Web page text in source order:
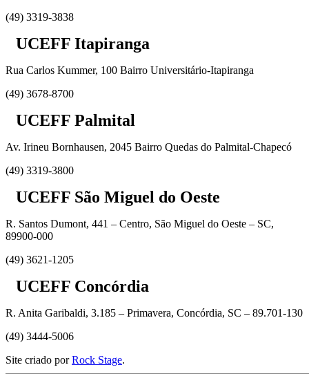
(49) 3319-3838
UCEFF Itapiranga
Rua Carlos Kummer, 100 Bairro Universitário-Itapiranga
(49) 3678-8700
UCEFF Palmital
Av. Irineu Bornhausen, 2045 Bairro Quedas do Palmital-Chapecó
(49) 3319-3800
UCEFF São Miguel do Oeste
R. Santos Dumont, 441 – Centro, São Miguel do Oeste – SC,
89900-000
(49) 3621-1205
UCEFF Concórdia
R. Anita Garibaldi, 3.185 – Primavera, Concórdia, SC – 89.701-130
(49) 3444-5006
Site criado porRock Stage.